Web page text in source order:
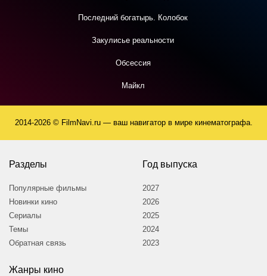
Последний богатырь. Колобок
Закулисье реальности
Обсессия
Майкл
2014-2026 © FilmNavi.ru — ваш навигатор в мире кинематографа.
Разделы
Популярные фильмы
Новинки кино
Сериалы
Темы
Обратная связь
Год выпуска
2027
2026
2025
2024
2023
Жанры кино